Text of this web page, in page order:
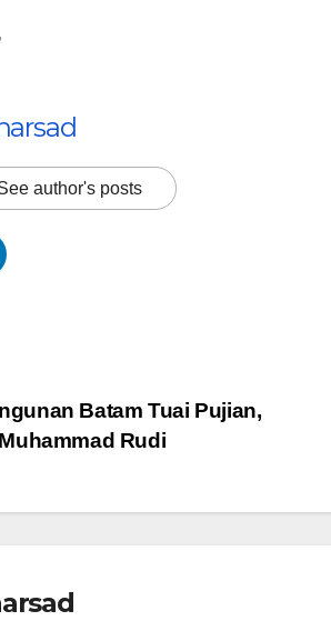
author's posts
Batam Tuai Pujian,
Rudi